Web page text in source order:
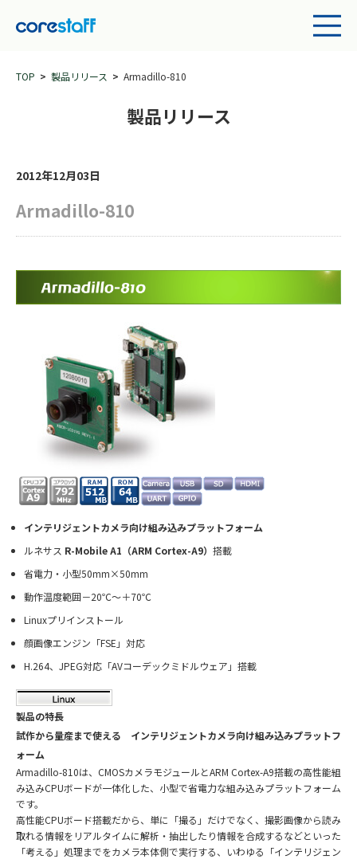
TOP 製品リリース Armadillo-810
製品リリース
2012年12月03日
Armadillo-810
インテリジェントカメラ向け組み込みプラットフォーム
ルネサス R-Mobile A1（ARM Cortex-A9） 搭載
省電力・小型50mm×50mm
動作温度範囲－20℃～＋70℃
Linuxプリインストール
顔画像エンジン「FSE」対応
H.264、JPEG対応「AVコーデックミドルウェア」搭載
製品の特長
試作から量産まで使える インテリジェントカメラ向け組み込みプラットフ
ォーム
Armadillo-810は、CMOSカメラモジュールとARM Cortex-A9搭載の高性能組
み込みCPUボードが一体化した、小型で省電力な組み込みプラットフォーム
です。
高性能CPUボード搭載だから、単に「撮る」だけでなく、撮影画像から読み
取れる情報をリアルタイムに解析・抽出したり情報を合成するなどといった
「考える」処理までをカメラ本体側で実行する、いわゆる「インテリジェン